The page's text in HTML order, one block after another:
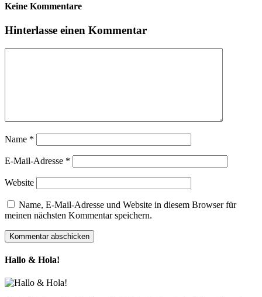
Keine Kommentare
Hinterlasse einen Kommentar
Name *
E-Mail-Adresse *
Website
Name, E-Mail-Adresse und Website in diesem Browser für
meinen nächsten Kommentar speichern.
Hallo & Hola!